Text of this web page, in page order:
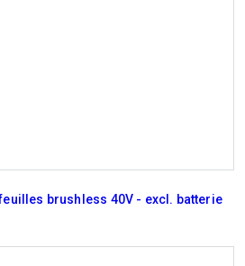
brushless 40V - excl. batterie